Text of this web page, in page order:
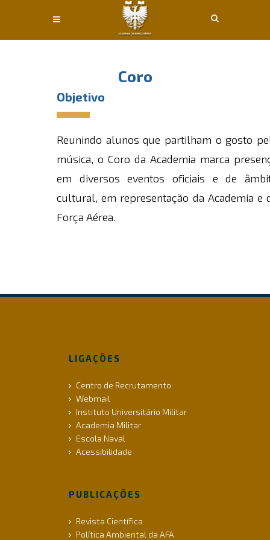
Coro
Objetivo
Reunindo alunos que partilham o gosto
música, o Coro da Academia marca
em diversos eventos oficiais e de
cultural, em representação da Academia e
Força Aérea.
LIGAÇÕES
Centro de Recrutamento
Webmail
Instituto Universitário Militar
Academia Militar
Escola Naval
Acessibilidade
PUBLICAÇÕES
Revista Científica
Política Ambiental da AFA